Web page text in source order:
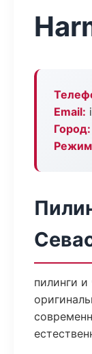
Email:
Город:
пилинги